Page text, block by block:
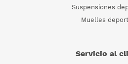
Suspensiones
Muelles
Servicio al